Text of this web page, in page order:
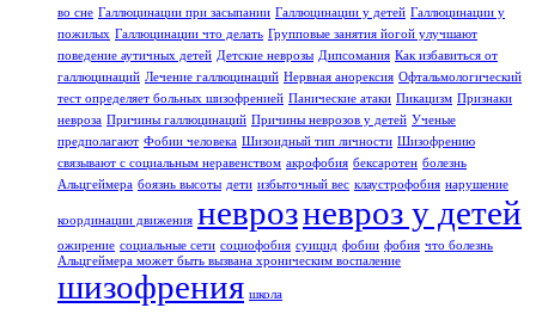
во сне Галлюцинации при засыпании Галлюцинации у детей Галлюцинации у
пожилых Галлюцинации что делать Групповые занятия йогой улучшают
поведение аутичных детей Детские неврозы Дипсомания Как избавиться от
галлюцинаций Лечение галлюцинаций Нервная анорексия Офтальмологический
тест определяет больных шизофренией Панические атаки Пикацизм Признаки
невроза Причины галлюцинаций Причины неврозов у детей Ученые
предполагают Фобии человека Шизоидный тип личности Шизофрению
связывают с социальным неравенством акрофобия бексаротен болезнь
Альцгеймера боязнь высоты дети избыточный вес клаустрофобия нарушение
координации движения неврозневроз у детей
ожирение социальные сети социофобия суицид фобии фобия что болезнь
Альцгеймера может быть вызвана хроническим воспаление
шизофрения школа